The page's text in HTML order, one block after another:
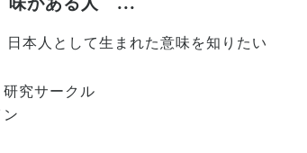
日本人として生まれた意味を知りたい
究サークル